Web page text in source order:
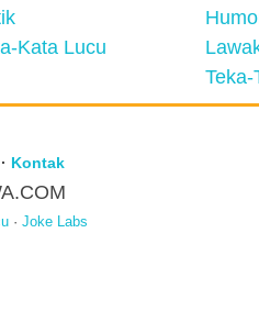
Kata Lucu
Teka-
· Kontak
· Joke Labs